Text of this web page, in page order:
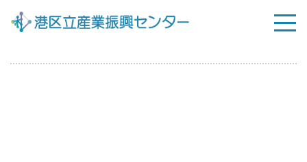
TOP 平成21年度